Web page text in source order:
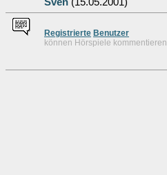
Registrierte Benutzer
können Hörspiele kommentieren